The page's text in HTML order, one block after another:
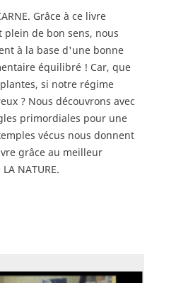
Grâce à ce livre
de bon sens, nous
à la base d'une bonne
équilibré ! Car, que
si notre régime
? Nous découvrons avec
primordiales pour une
vécus nous donnent
grâce au meilleur
NATURE.